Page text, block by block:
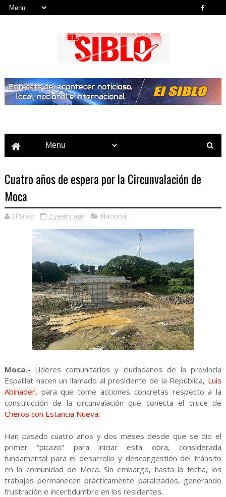
Cuatro años de espera por la Circunvalación de
Moca
El Siblo 2 years ago Nacional
Moca.- Líderes comunitarios y ciudadanos de la provincia
Espaillat hacen un llamado al presidente de la República, Luis
Abinader, para que tome acciones concretas respecto a la
construcción de la circunvalación que conecta el cruce de
Cheros con Estancia Nueva.
Han pasado cuatro años y dos meses desde que se dio el
primer “picazo” para iniciar esta obra, considerada
fundamental para el desarrollo y descongestión del tránsito
en la comunidad de Moca. Sin embargo, hasta la fecha, los
trabajos permanecen prácticamente paralizados, generando
frustración e incertidumbre en los residentes.